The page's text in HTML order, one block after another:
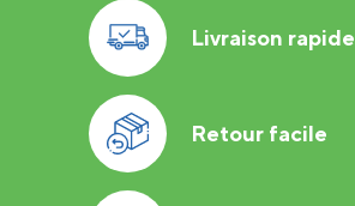
Livraison rapide
Retour facile